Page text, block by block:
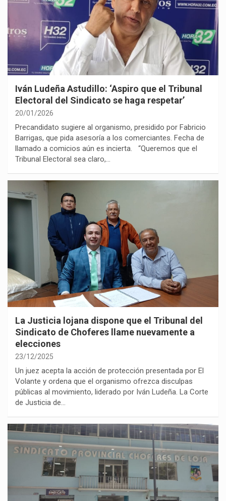
Iván Ludeña Astudillo: ‘Aspiro que el Tribunal
Electoral del Sindicato se haga respetar’
20/01/2026
Precandidato sugiere al organismo, presidido por Fabricio
Barrigas, que pida asesoría a los comerciantes. Fecha de
llamado a comicios aún es incierta. “Queremos que el
Tribunal Electoral sea claro,…
La Justicia lojana dispone que el Tribunal del
Sindicato de Choferes llame nuevamente a
elecciones
23/12/2025
Un juez acepta la acción de protección presentada por El
Volante y ordena que el organismo ofrezca disculpas
públicas al movimiento, liderado por Iván Ludeña. La Corte
de Justicia de…